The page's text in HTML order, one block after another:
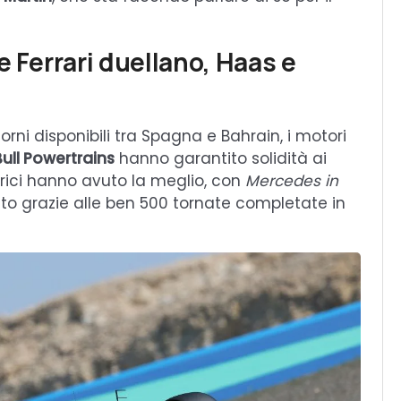
duellano, Haas e
disponibili tra Spagna e Bahrain, i motori
Powertrains hanno garantito solidità ai
hanno avuto la meglio, con Mercedes in
grazie alle ben 500 tornate completate in